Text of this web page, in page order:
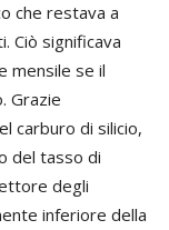
che restava a
Ciò significava
mensile se il
Grazie
carburo di silicio,
del tasso di
degli
inferiore della